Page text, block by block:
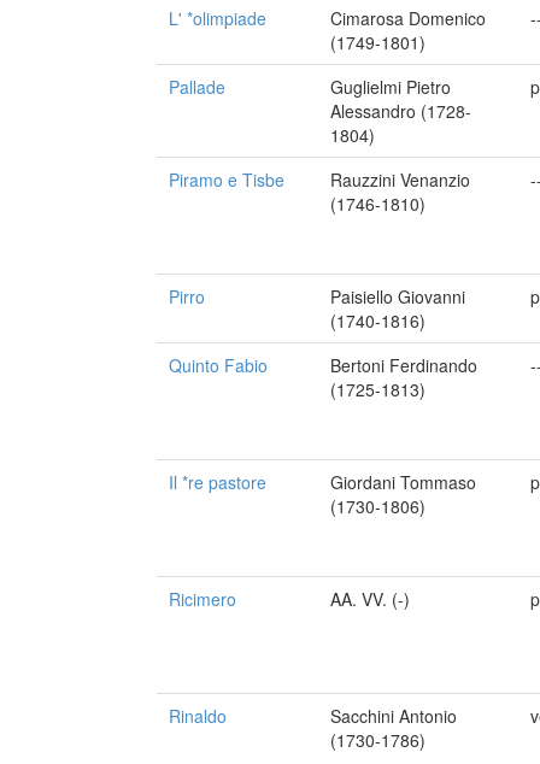
L' *olimpiade
Cimarosa Domenico
(1749-1801)
Pallade
Guglielmi Pietro
Alessandro (1728-
1804)
Piramo e Tisbe
Rauzzini Venanzio
(1746-1810)
Pirro
Paisiello Giovanni
(1740-1816)
Quinto Fabio
Bertoni Ferdinando
(1725-1813)
Il *re pastore
Giordani Tommaso
(1730-1806)
Ricimero AA. VV. (-)
Rinaldo
Sacchini Antonio
(1730-1786)